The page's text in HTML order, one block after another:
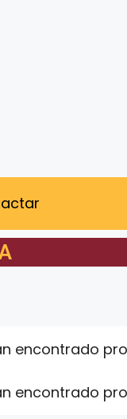
encontrado
encontrado